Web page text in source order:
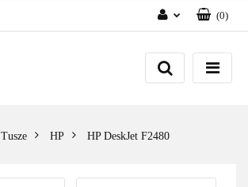
Zaloguj się
Załóż konto
(0)
Tusze HP HP DeskJet F2480